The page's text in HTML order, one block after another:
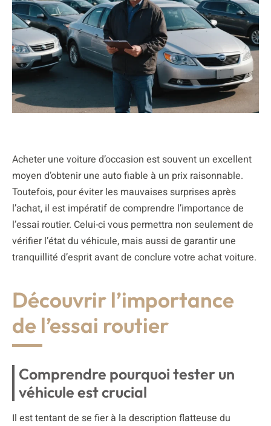
Acheter une voiture d’occasion est souvent un excellent
moyen d’obtenir une auto fiable à un prix raisonnable.
Toutefois, pour éviter les mauvaises surprises après
l’achat, il est impératif de comprendre l’importance de
l’essai routier. Celui-ci vous permettra non seulement de
vérifier l’état du véhicule, mais aussi de garantir une
tranquillité d’esprit avant de conclure votre achat voiture.
Découvrir l’importance
de l’essai routier
Comprendre pourquoi tester un
véhicule est crucial
Il est tentant de se fier à la description flatteuse du